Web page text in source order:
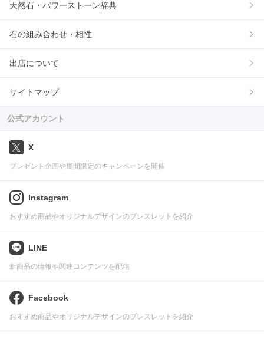
天然石・パワーストーン辞典
石の組み合わせ・相性
出店について
サイトマップ
公式アカウント
X
プレゼント企画や期間限定のキャンペーンを開催
Instagram
おすすめ商品やオリジナルデザインのブレスレットを紹介
LINE
新商品の情報や関連コンテンツを配信
Facebook
おすすめ商品やオリジナルデザインのブレスレットを紹介